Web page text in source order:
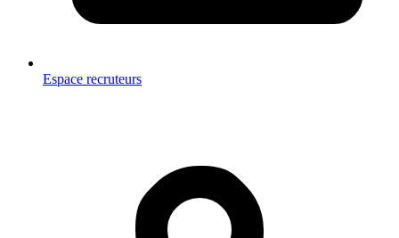
Espace recruteurs